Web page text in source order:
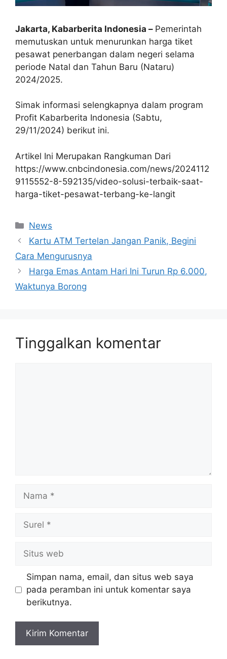
Jakarta, Kabarberita Indonesia – Pemerintah
memutuskan untuk menurunkan harga tiket
pesawat penerbangan dalam negeri selama
periode Natal dan Tahun Baru (Nataru)
2024/2025.
Simak informasi selengkapnya dalam program
Profit Kabarberita Indonesia (Sabtu,
29/11/2024) berikut ini.
Artikel Ini Merupakan Rangkuman Dari
https://www.cnbcindonesia.com/news/2024112
9115552-8-592135/video-solusi-terbaik-saat-
harga-tiket-pesawat-terbang-ke-langit
Kategori
News
Kartu ATM Tertelan Jangan Panik, Begini
Cara Mengurusnya
Harga Emas Antam Hari Ini Turun Rp 6.000,
Waktunya Borong
Tinggalkan komentar
web
Simpan nama, email, dan situs web saya
pada peramban ini untuk komentar saya
berikutnya.